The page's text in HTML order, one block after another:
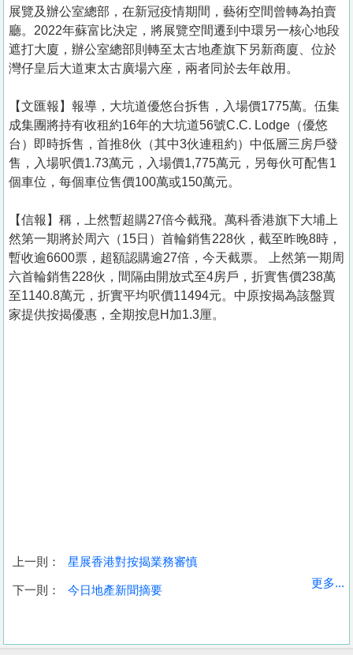
收
盤
展覽及辦公室總部，在新冠疫情期間，藝術空間曾轉為拍賣
廳。2022年蘇富比決定，將展覽空間遷到中環另一核心地段
遮打大廈，辦公室總部則轉至太古地產旗下另新商廈、位於
灣仔皇后大道東太古廣場六座，兩者同於去年啟用。
【文匯報】報導，大坑道優悠台拆售，入場價1775萬。伍集
成集團將持有收租約16年的大坑道56號C.C. Lodge（優悠
台）即時拆售，首推8伙（其中3伙連租約）中低層三房戶發
售，入場呎價1.73萬元，入場價1,775萬元，另每伙可配售1
個車位，每個車位售價100萬或150萬元。
【信報】稱，上然暫超購27倍今截飛。萬科香港旗下大埔上
然第一期將於周六（15日）首輪銷售228伙，截至昨晚8時，
暫收逾6600票，超額認購逾27倍，今天截票。 上然第一期周
六首輪銷售228伙，間隔由開放式至4房戶，折實售價238萬
至1140.8萬元，折實平均呎價11494元。中原按揭為該盤買
家提供按揭優惠，全期按息H加1.3厘。
上一則： 星展香港對按揭業務審慎
下一則： 今日地產新聞摘要
更多...